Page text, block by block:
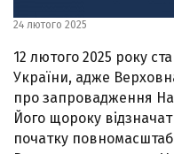
24 лютого 2025
12 лютого 2025 року
України, адже
про запровадження
Його щороку
початку